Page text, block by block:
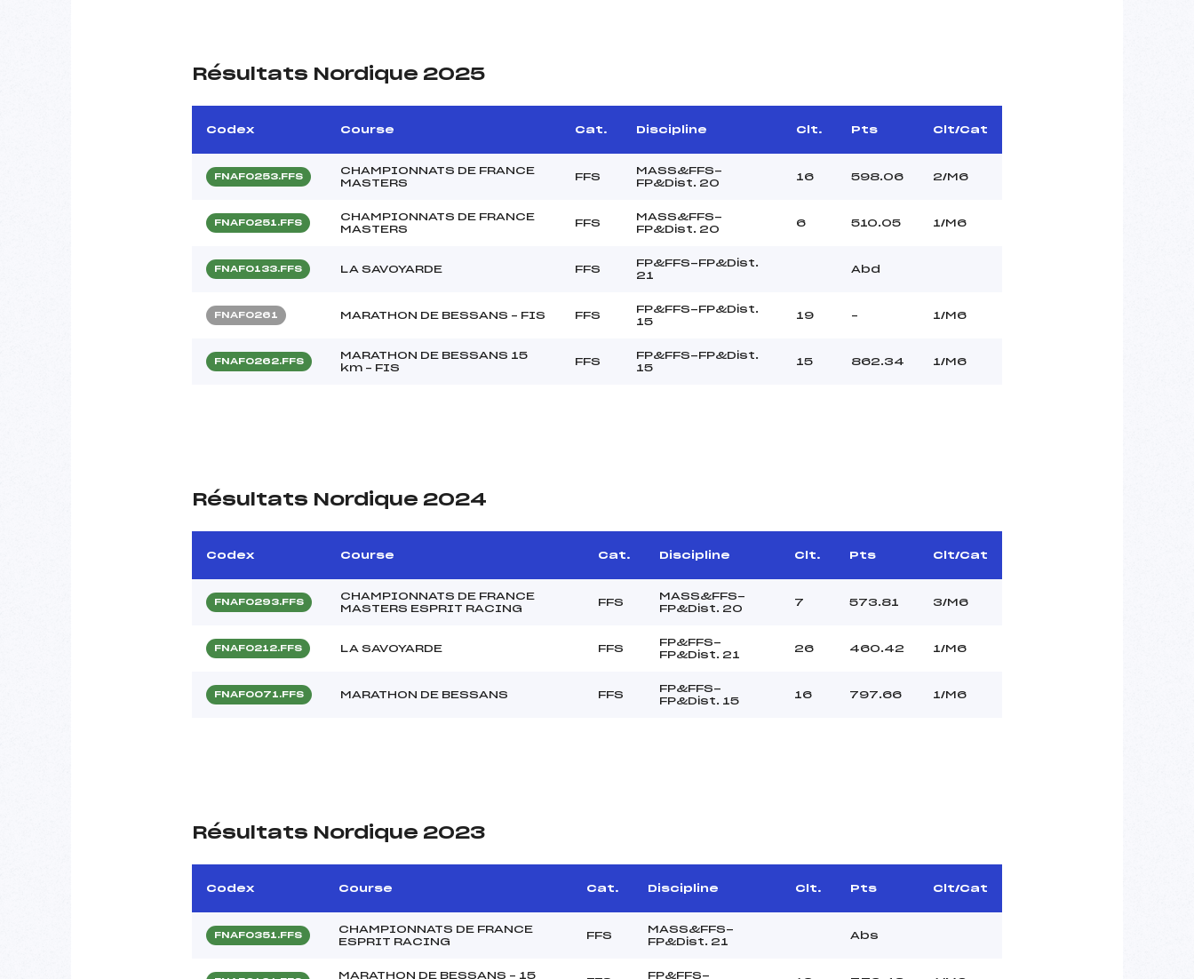
Résultats Nordique 2025
Codex Course Cat. Discipline Clt. Pts Clt/Cat
FNAF0253.FFS
CHAMPIONNATS DE FRANCE
MASTERS
FFS
MASS&FFS-
FP&Dist. 20
16 598.06 2/M6
FNAF0251.FFS
CHAMPIONNATS DE FRANCE
MASTERS
FFS
MASS&FFS-
FP&Dist. 20
6 510.05 1/M6
FNAF0133.FFS LA SAVOYARDE FFS
FP&FFS-FP&Dist.
21
Abd
FNAF0261 MARATHON DE BESSANS – FIS FFS
FP&FFS-FP&Dist.
15
19 – 1/M6
FNAF0262.FFS
MARATHON DE BESSANS 15
km – FIS
FFS
FP&FFS-FP&Dist.
15
15 862.34 1/M6
Résultats Nordique 2024
Codex Course Cat. Discipline Clt. Pts Clt/Cat
FNAF0293.FFS
CHAMPIONNATS DE FRANCE
MASTERS ESPRIT RACING
FFS
MASS&FFS-
FP&Dist. 20
7 573.81 3/M6
FNAF0212.FFS LA SAVOYARDE FFS
FP&FFS-
FP&Dist. 21
26 460.42 1/M6
FNAF0071.FFS MARATHON DE BESSANS FFS
FP&FFS-
FP&Dist. 15
16 797.66 1/M6
Résultats Nordique 2023
Codex Course Cat. Discipline Clt. Pts Clt/Cat
FNAF0351.FFS
CHAMPIONNATS DE FRANCE
ESPRIT RACING
FFS
MASS&FFS-
FP&Dist. 21
Abs
MARATHON DE BESSANS – 15 FP&FFS-